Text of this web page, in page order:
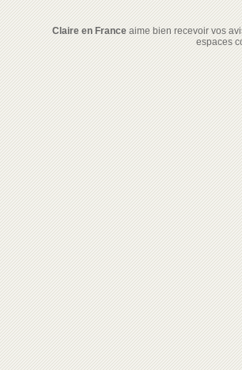
Claire en Franceaime bien recevoir vos
espaces